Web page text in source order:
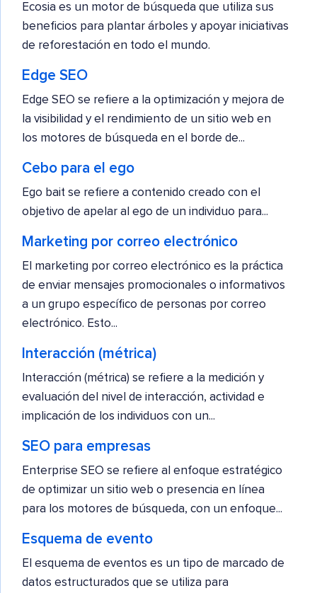
Ecosia es un motor de búsqueda que utiliza sus
beneficios para plantar árboles y apoyar iniciativas
de reforestación en todo el mundo.
Edge SEO
Edge SEO se refiere a la optimización y mejora de
la visibilidad y el rendimiento de un sitio web en
los motores de búsqueda en el borde de...
Cebo para el ego
Ego bait se refiere a contenido creado con el
objetivo de apelar al ego de un individuo para...
Marketing por correo electrónico
El marketing por correo electrónico es la práctica
de enviar mensajes promocionales o informativos
a un grupo específico de personas por correo
electrónico. Esto...
Interacción (métrica)
Interacción (métrica) se refiere a la medición y
evaluación del nivel de interacción, actividad e
implicación de los individuos con un...
SEO para empresas
Enterprise SEO se refiere al enfoque estratégico
de optimizar un sitio web o presencia en línea
para los motores de búsqueda, con un enfoque...
Esquema de evento
El esquema de eventos es un tipo de marcado de
datos estructurados que se utiliza para